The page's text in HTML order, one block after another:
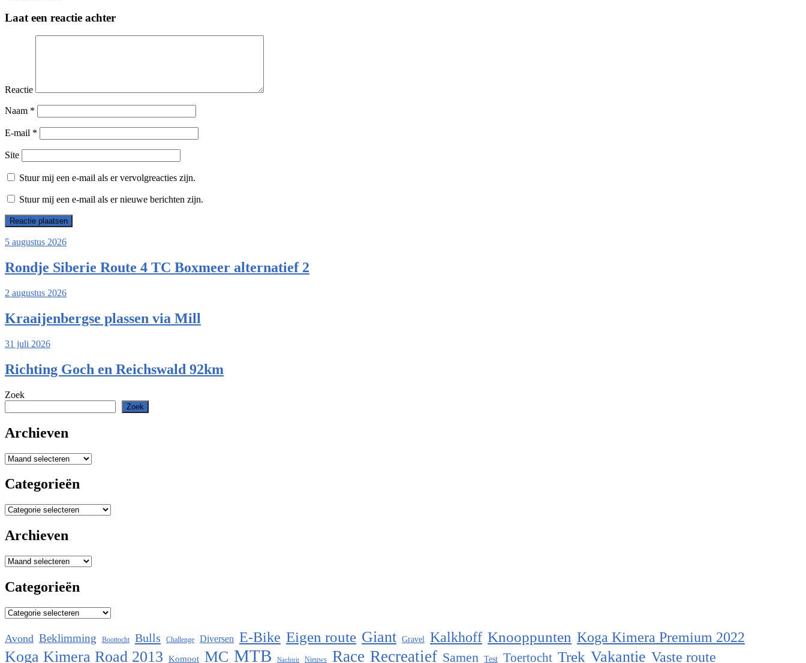
Laat een reactie achter
Reactie
Naam *
E-mail *
Site
Stuur mij een e-mail als er vervolgreacties zijn.
Stuur mij een e-mail als er nieuwe berichten zijn.
5 augustus 2026
Rondje Siberie Route 4 TC Boxmeer alternatief 2
2 augustus 2026
Kraaijenbergse plassen via Mill
31 juli 2026
Richting Goch en Reichswald 92km
Zoek
Zoek
Archieven
Archieven
Categorieën
Categorieën
Archieven
Archieven
Categorieën
Categorieën
Avond Beklimming Boottocht Bulls Challenge Diversen E-Bike Eigen route Giant Gravel Kalkhoff Knooppunten Koga Kimera Premium 2022
Koga Kimera Road 2013 Komoot MC MTB Nachtrit Nieuws Race Recreatief Samen Test Toertocht Trek Vakantie Vaste route